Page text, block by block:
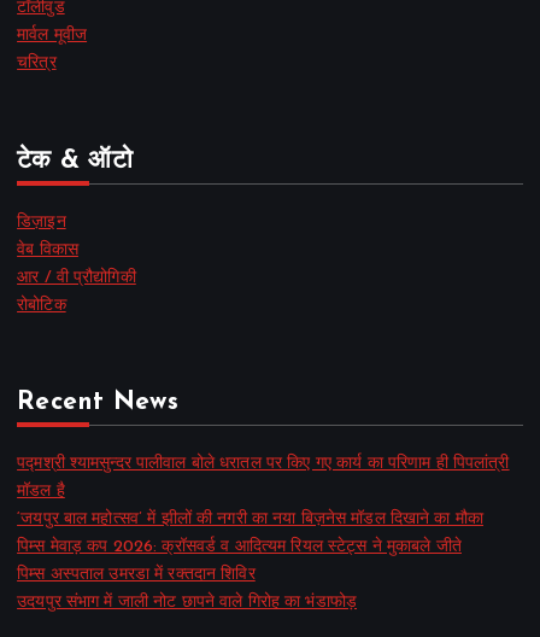
टॉलीवुड
मार्वल मूवीज
चरित्र
टेक & ऑटो
डिज़ाइन
वेब विकास
आर / वी प्रौद्योगिकी
रोबोटिक
Recent News
पद्मश्री श्यामसुन्दर पालीवाल बोले धरातल पर किए गए कार्य का परिणाम ही पिपलांत्री
मॉडल है
‘जयपुर बाल महोत्सव’ में झीलों की नगरी का नया बिज़नेस मॉडल दिखाने का मौका
पिम्स मेवाड़ कप 2026: क्रॉसवर्ड व आदित्यम रियल स्टेट्स ने मुकाबले जीते
पिम्स अस्पताल उमरडा में रक्तदान शिविर
उदयपुर संभाग में जाली नोट छापने वाले गिरोह का भंडाफोड़